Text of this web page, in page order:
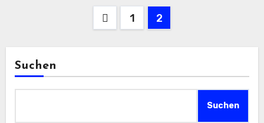
Seitennummerierung
Beiträge
1 2
Suchen
Suchen